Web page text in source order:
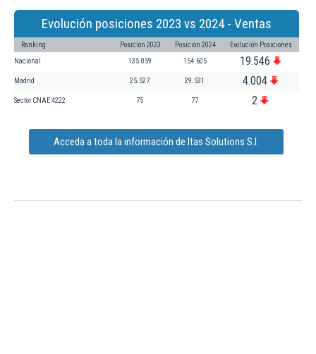
Evolución posiciones 2023 vs 2024 - Ventas
Ranking Posición 2023 Posición 2024 Evolución Posiciones
Nacional 135.059 154.605 19.546
Madrid 25.527 29.531 4.004
Sector CNAE 4222 75 77 2
Acceda a toda la información de Itas Solutions S.l.